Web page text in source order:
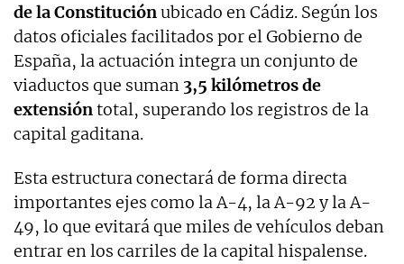
de la Constituciónubicado en Cádiz. Según los
datos oficiales facilitados por el Gobierno de
España, la actuación integra un conjunto de
viaductos que suman 3,5 kilómetros de
extensióntotal, superando los registros de la
capital gaditana.
Esta estructura conectará de forma directa
importantes ejes como la A-4, la A-92 y la A-
49, lo que evitará que miles de vehículos deban
entrar en los carriles de la capital hispalense.